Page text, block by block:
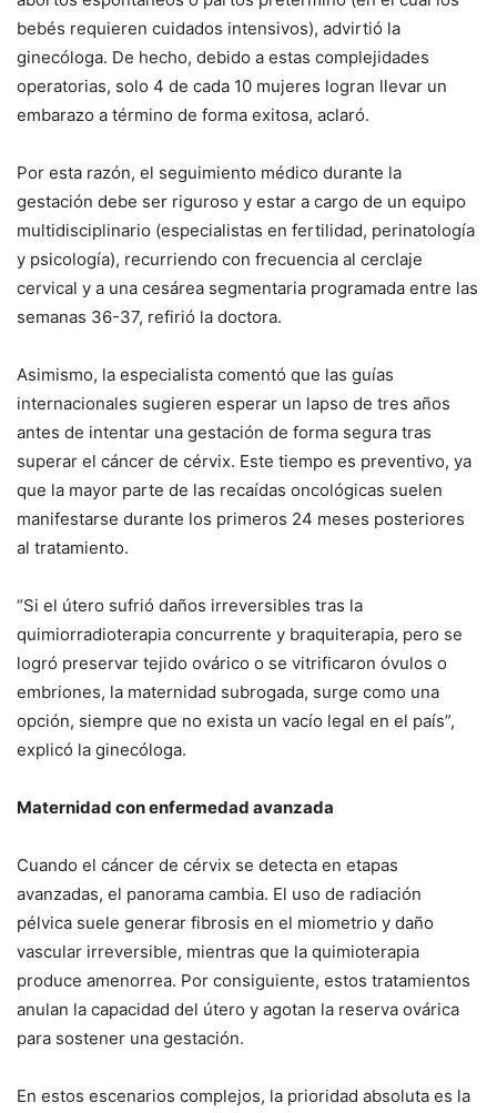
bebés requieren cuidados intensivos), advirtió la
ginecóloga. De hecho, debido a estas complejidades
operatorias, solo 4 de cada 10 mujeres logran llevar un
embarazo a término de forma exitosa, aclaró.
Por esta razón, el seguimiento médico durante la
gestación debe ser riguroso y estar a cargo de un equipo
multidisciplinario (especialistas en fertilidad, perinatología
y psicología), recurriendo con frecuencia al cerclaje
cervical y a una cesárea segmentaria programada entre las
semanas 36-37, refirió la doctora.
Asimismo, la especialista comentó que las guías
internacionales sugieren esperar un lapso de tres años
antes de intentar una gestación de forma segura tras
superar el cáncer de cérvix. Este tiempo es preventivo, ya
que la mayor parte de las recaídas oncológicas suelen
manifestarse durante los primeros 24 meses posteriores
al tratamiento.
“Si el útero sufrió daños irreversibles tras la
quimiorradioterapia concurrente y braquiterapia, pero se
logró preservar tejido ovárico o se vitrificaron óvulos o
embriones, la maternidad subrogada, surge como una
opción, siempre que no exista un vacío legal en el país”,
explicó la ginecóloga.
Maternidad con enfermedad avanzada
Cuando el cáncer de cérvix se detecta en etapas
avanzadas, el panorama cambia. El uso de radiación
pélvica suele generar fibrosis en el miometrio y daño
vascular irreversible, mientras que la quimioterapia
produce amenorrea. Por consiguiente, estos tratamientos
anulan la capacidad del útero y agotan la reserva ovárica
para sostener una gestación.
En estos escenarios complejos, la prioridad absoluta es la